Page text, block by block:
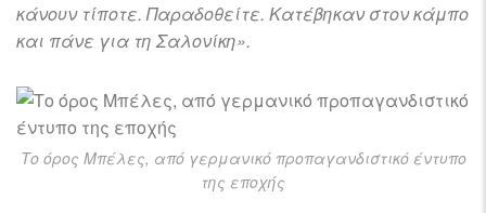
κάνουν τίποτε. Παραδοθείτε. Κατέβηκαν στον κάμπο
και πάνε για τη Σαλονίκη».
Το όρος Μπέλες, από γερμανικό προπαγανδιστικό έντυπο
της εποχής